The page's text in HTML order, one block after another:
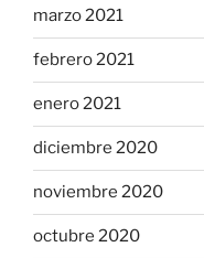
marzo 2021
febrero 2021
enero 2021
diciembre 2020
noviembre 2020
octubre 2020